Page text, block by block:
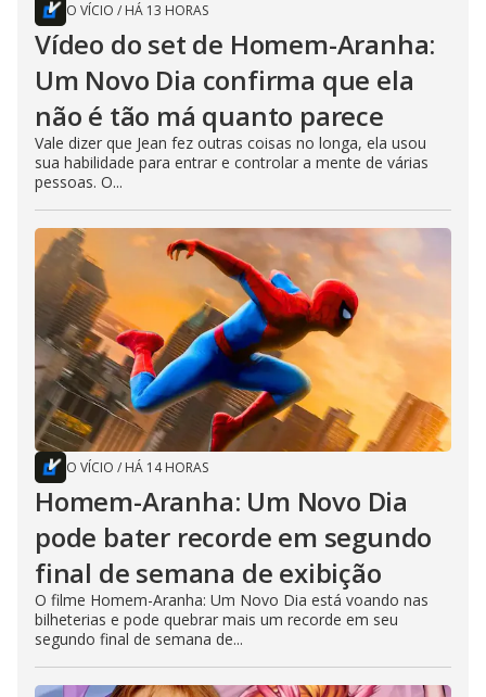
O VÍCIO / HÁ 13 HORAS
Vídeo do set de Homem-Aranha:
Um Novo Dia confirma que ela
não é tão má quanto parece
Vale dizer que Jean fez outras coisas no longa, ela usou
sua habilidade para entrar e controlar a mente de várias
pessoas. O...
O VÍCIO / HÁ 14 HORAS
Homem-Aranha: Um Novo Dia
pode bater recorde em segundo
final de semana de exibição
O filme Homem-Aranha: Um Novo Dia está voando nas
bilheterias e pode quebrar mais um recorde em seu
segundo final de semana de...